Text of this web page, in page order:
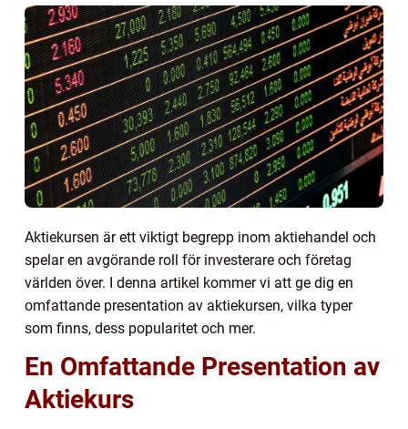
Aktiekursen är ett viktigt begrepp inom aktiehandel och
spelar en avgörande roll för investerare och företag
världen över. I denna artikel kommer vi att ge dig en
omfattande presentation av aktiekursen, vilka typer
som finns, dess popularitet och mer.
En Omfattande Presentation av
Aktiekurs